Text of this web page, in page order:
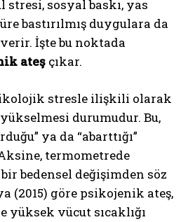
sosyal baskı, yas
bastırılmış duygulara da
İşte bu noktada
ateş çıkar.
stresle ilişkili olarak
durumudur. Bu,
ya da “abarttığı”
termometrede
bedensel değişimden söz
(2015) göre psikojenik ateş,
yüksek vücut sıcaklığı